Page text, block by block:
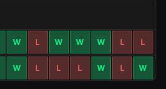
W L W W W L L
W L L L W L W